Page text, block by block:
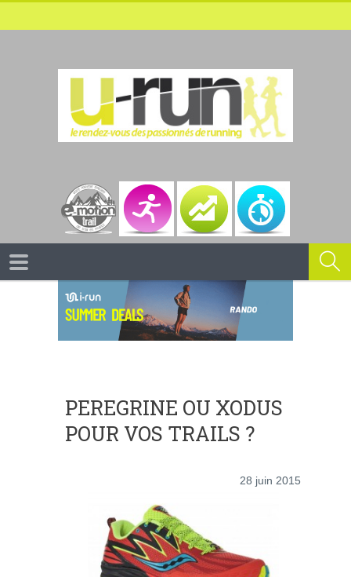
PEREGRINE OU XODUS
POUR VOS TRAILS ?
28 juin 2015